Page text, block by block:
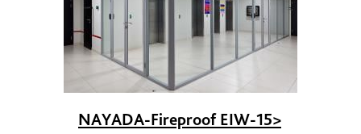
NAYADA-Fireproof EIW-15>